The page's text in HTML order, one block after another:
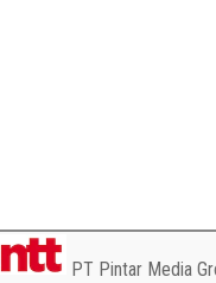
PT Pintar Media